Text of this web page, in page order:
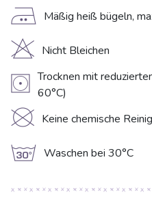
E Mäßig heiß bügeln,
H Nicht Bleichen
V Trocknen mit
60°C)
K Keine chemische
g Waschen bei 30°C